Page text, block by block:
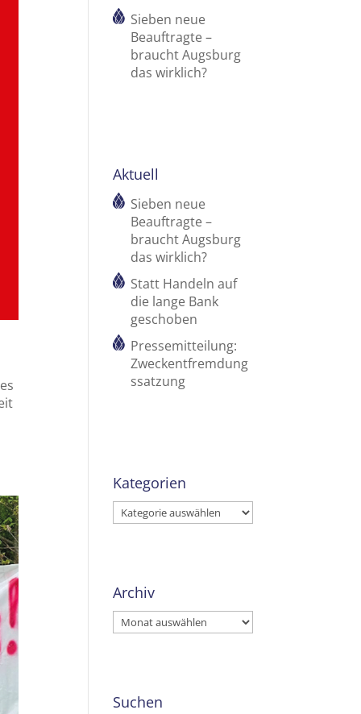
Sieben neue
Beauftragte –
braucht Augsburg
das wirklich?
Aktuell
Sieben neue
Beauftragte –
braucht Augsburg
das wirklich?
Statt Handeln auf
die lange Bank
geschoben
Pressemitteilung:
Zweckentfremdung
ssatzung
Kategorien
Kategorien
Archiv
Archiv
Suchen